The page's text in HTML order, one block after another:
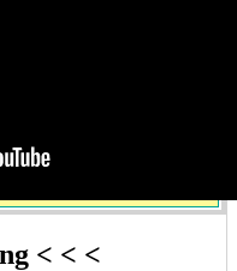
< < <